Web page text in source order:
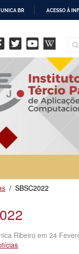
BR ACESSO À
SBSC2022
Ribeiro em 24